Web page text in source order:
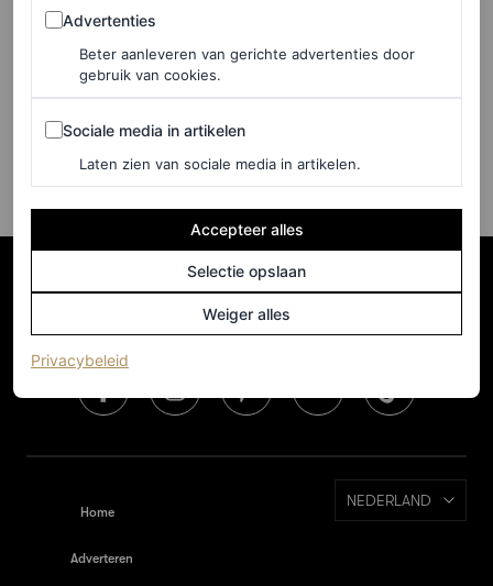
van prinses Laurentien
tijdens Televizier-Ring Gala
LOIS LAVERNE
Home
Adverteren
NEDERLAND
Advertenties
Advertenties
Beter aanleveren van gerichte advertenties door
gebruik van cookies.
Sociale media in artikelen
Sociale media in artikelen
Laten zien van sociale media in artikelen.
Accepteer alles
Selectie opslaan
Weiger alles
Privacybeleid